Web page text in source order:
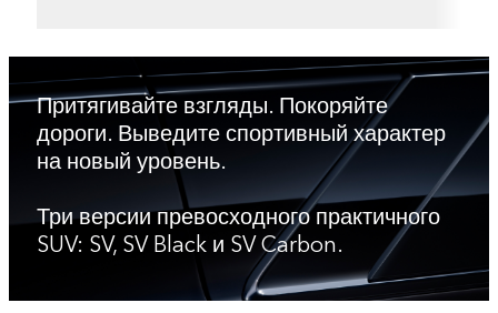
Притягивайте взгляды. Покоряйте
дороги. Выведите спортивный характер
на новый уровень.
Три версии превосходного практичного
SUV: SV, SV Black и SV Carbon.